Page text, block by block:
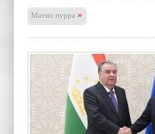
Матни пурра»